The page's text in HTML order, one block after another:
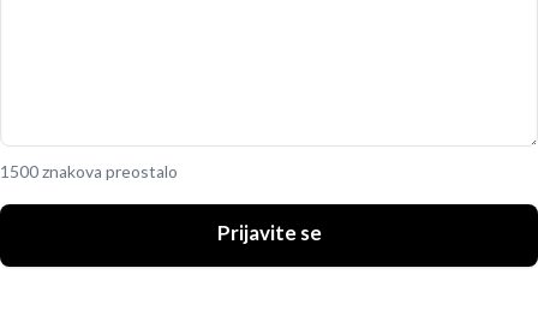
1500 znakova preostalo
Prijavite se